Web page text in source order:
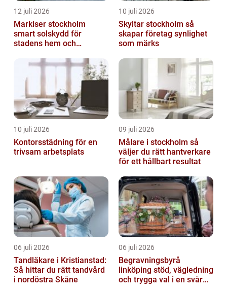
12 juli 2026
Markiser stockholm
smart solskydd för
stadens hem och
10 juli 2026
Skyltar stockholm så
skapar företag synlighet
som märks
10 juli 2026
Kontorsstädning för en
trivsam arbetsplats
09 juli 2026
Målare i stockholm så
väljer du rätt hantverkare
för ett hållbart resultat
06 juli 2026
Tandläkare i Kristianstad:
Så hittar du rätt tandvård
i nordöstra Skåne
06 juli 2026
Begravningsbyrå
linköping stöd, vägledning
och trygga val i en svår